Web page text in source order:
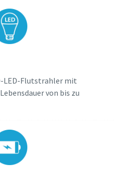
LED-Flutstrahler mit
von bis zu